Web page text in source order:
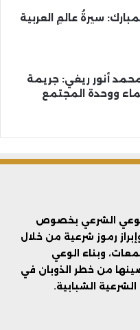
سيرةُ عالمِ العربية
محمد أنور ريغي: جريمة
ووحدة المجتمع
الشرعي بخصوص
رموز شرعية من خلال
وبناء الوعي
من خطر الذوبان في
الشبابية.